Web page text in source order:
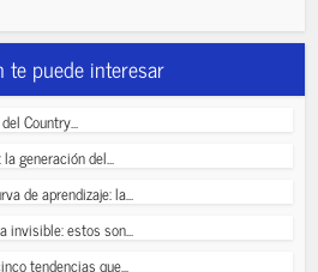
te puede interesar
Country...
generación del...
de aprendizaje: la...
invisible: estos son...
tendencias que...